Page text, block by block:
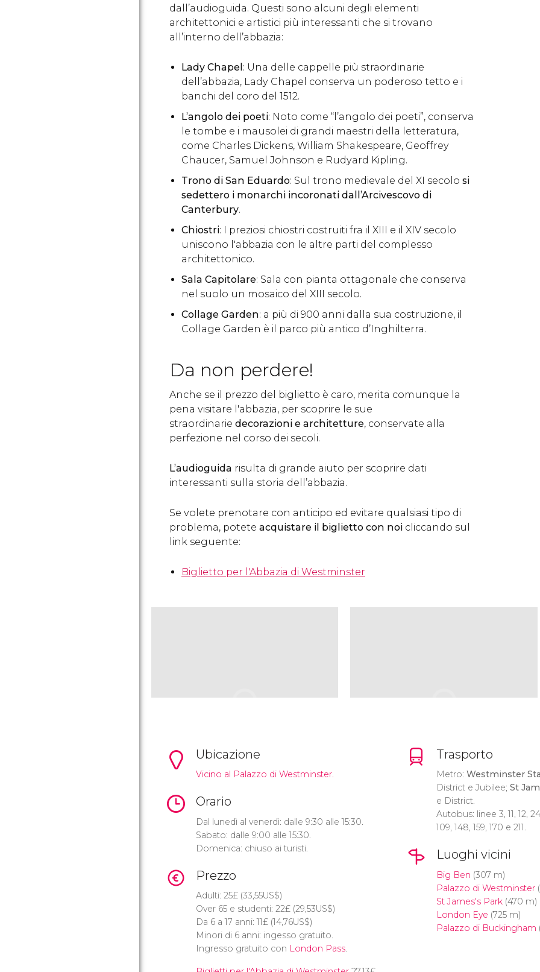
dall’audioguida. Questi sono alcuni degli elementi
architettonici e artistici più interessanti che si trovano
all’interno dell’abbazia:
Lady Chapel : Una delle cappelle più straordinarie
dell’abbazia, Lady Chapel conserva un poderoso tetto e i
banchi del coro del 1512.
L’angolo dei poeti: Noto come “l’angolo dei poeti”, conserva
le tombe e i mausolei di grandi maestri della letteratura,
come Charles Dickens, William Shakespeare, Geoffrey
Chaucer, Samuel Johnson e Rudyard Kipling.
Trono di San Eduardo: Sul trono medievale del XI secolo si
sedettero i monarchi incoronati dall’Arcivescovo di
Canterbury.
Chiostri: I preziosi chiostri costruiti fra il XIII e il XIV secolo
uniscono l'abbazia con le altre parti del complesso
architettonico.
Sala Capitolare: Sala con pianta ottagonale che conserva
nel suolo un mosaico del XIII secolo.
Collage Garden: a più di 900 anni dalla sua costruzione, il
Collage Garden è il parco più antico d’Inghilterra.
Da non perdere!
Anche se il prezzo del biglietto è caro, merita comunque la
pena visitare l'abbazia, per scoprire le sue
straordinarie decorazioni e architetture, conservate alla
perfezione nel corso dei secoli.
L’audioguida risulta di grande aiuto per scoprire dati
interessanti sulla storia dell’abbazia.
Se volete prenotare con anticipo ed evitare qualsiasi tipo di
problema, potete acquistare il biglietto con noi cliccando sul
link seguente:
Biglietto per l'Abbazia di Westminster
Ubicazione
Vicino al Palazzo di Westminster.
Orario
Dal lunedì al venerdì: dalle 9:30 alle 15:30.
Sabato: dalle 9:00 alle 15:30.
Domenica: chiuso ai turisti.
Prezzo
Adulti: 25£ (33,55US$)
Over 65 e studenti: 22£ (29,53US$)
Da 6 a 17 anni: 11£ (14,76US$)
Minori di 6 anni: ingesso gratuito.
Ingresso gratuito con London Pass.
Trasporto
Metro: Westminster
District e Jubilee; St
e District.
Autobus: linee 3, 11, 12,
109, 148, 159, 170 e 211.
Luoghi vicini
Big Ben (307 m)
Palazzo di Westminster
St James's Park(470 m)
London Eye (725 m)
Palazzo di Buckingham